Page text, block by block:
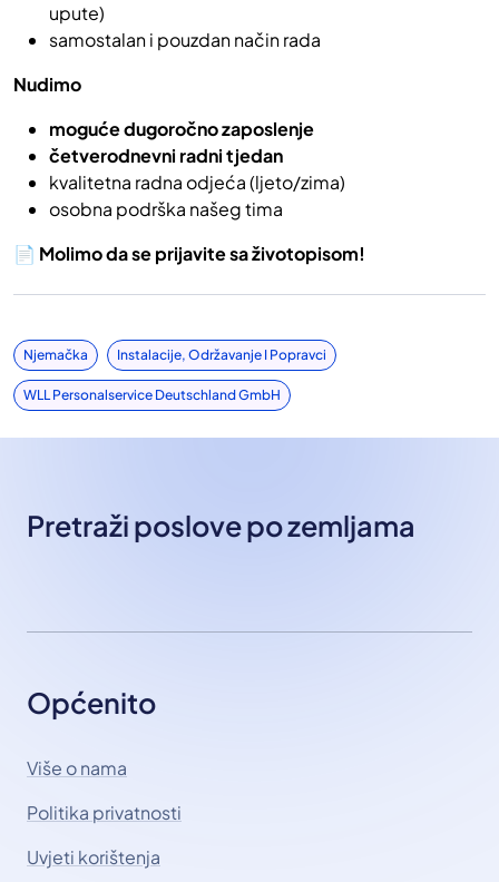
upute)
samostalan i pouzdan način rada
Nudimo
moguće dugoročno zaposlenje
četverodnevni radni tjedan
kvalitetna radna odjeća (ljeto/zima)
osobna podrška našeg tima
📄 Molimo da se prijavite sa životopisom!
Njemačka Instalacije, Održavanje I Popravci
WLL Personalservice Deutschland GmbH
Pretraži poslove po zemljama
Općenito
Više o nama
Politika privatnosti
Uvjeti korištenja